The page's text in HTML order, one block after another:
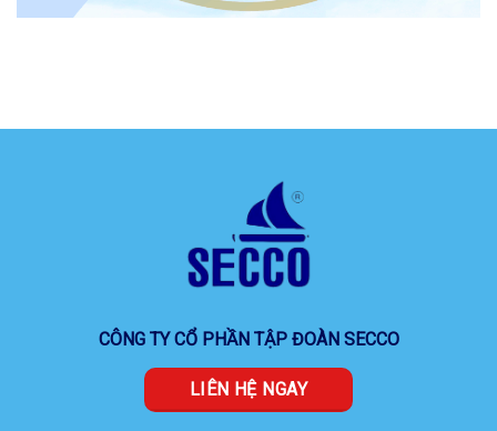
CÔNG TY CỔ PHẦN TẬP ĐOÀN SECCO
LIÊN HỆ NGAY